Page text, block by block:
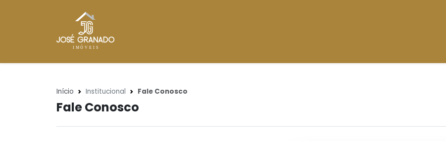
Início Institucional Fale Conosco
Fale Conosco